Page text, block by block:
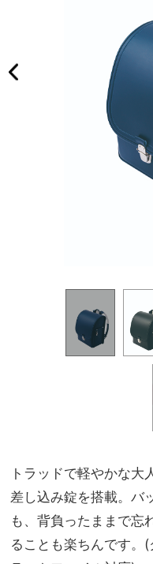
トラッドで軽やかな大
差し込み錠を搭載。バ
も、背負ったままで忘
ることも楽ちんです。